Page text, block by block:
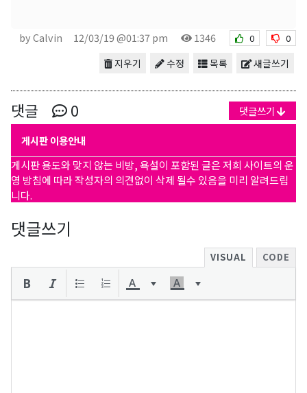
by Calvin 12/03/19 @01:37 pm 1346 0 0
새글쓰기
목록
수정
지우기
댓글 0 댓글쓰기
게시판 이용안내
게시판 용도와 맞지 않는 비방, 욕설이 포함된 글은 저희 사이트의 운
영 방침에 따라 작성자의 의견없이 삭제 될수 있음을 미리 알려드립
니다.
댓글쓰기
VISUAL CODE